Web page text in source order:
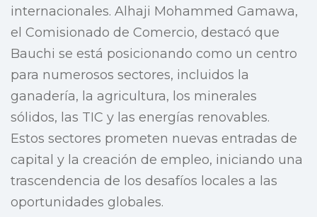
internacionales. Alhaji Mohammed Gamawa,
el Comisionado de Comercio, destacó que
Bauchi se está posicionando como un centro
para numerosos sectores, incluidos la
ganadería, la agricultura, los minerales
sólidos, las TIC y las energías renovables.
Estos sectores prometen nuevas entradas de
capital y la creación de empleo, iniciando una
trascendencia de los desafíos locales a las
oportunidades globales.